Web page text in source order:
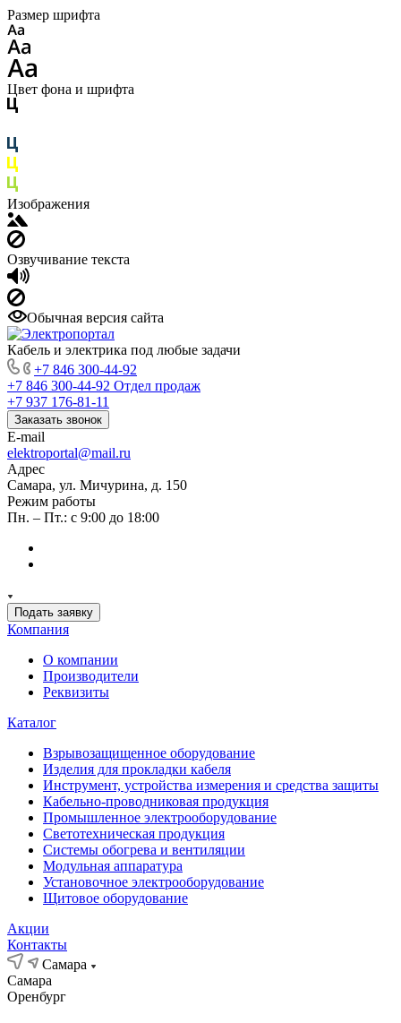
Размер шрифта
Цвет фона и шрифта
Изображения
Озвучивание текста
Обычная версия сайта
Кабель и электрика под любые задачи
+7 846 300-44-92
+7 846 300-44-92 Отдел продаж
+7 937 176-81-11
Заказать звонок
E-mail
elektroportal@mail.ru
Адрес
Самара, ул. Мичурина, д. 150
Режим работы
Пн. – Пт.: с 9:00 до 18:00
Подать заявку
Компания
О компании
Производители
Реквизиты
Каталог
Взрывозащищенное оборудование
Изделия для прокладки кабеля
Инструмент, устройства измерения и средства защиты
Кабельно-проводниковая продукция
Промышленное электрооборудование
Светотехническая продукция
Системы обогрева и вентиляции
Модульная аппаратура
Установочное электрооборудование
Щитовое оборудование
Акции
Контакты
Самара
Самара
Оренбург